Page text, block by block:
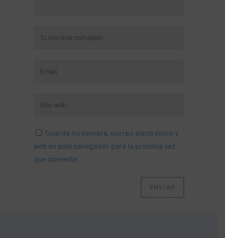
Guarda mi nombre, correo electrónico y
web en este navegador para la próxima vez
que comente.